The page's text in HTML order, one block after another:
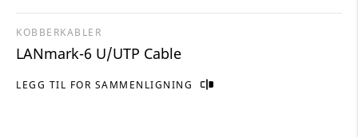
LEGG TIL FOR SAMMENLIGNING
KOBBERKABLER
LANmark-6 U/UTP Cable